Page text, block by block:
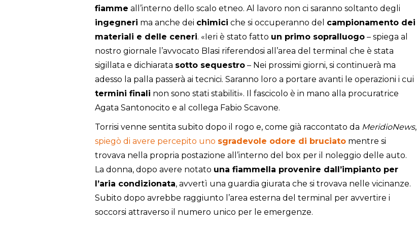
fiamme all’interno dello scalo etneo. Al lavoro non ci saranno soltanto degli
ingegneri ma anche dei chimici che si occuperanno del campionamento dei
materiali e delle ceneri. «Ieri è stato fatto un primo sopralluogo – spiega al
nostro giornale l’avvocato Blasi riferendosi all’area del terminal che è stata
sigillata e dichiarata sotto sequestro – Nei prossimi giorni, si continuerà ma
adesso la palla passerà ai tecnici. Saranno loro a portare avanti le operazioni i cui
termini finali non sono stati stabiliti». Il fascicolo è in mano alla procuratrice
Agata Santonocito e al collega Fabio Scavone.
Torrisi venne sentita subito dopo il rogo e, come già raccontato da MeridioNews,
spiegò di avere percepito uno sgradevole odore di bruciato mentre si
trovava nella propria postazione all’interno del box per il noleggio delle auto.
La donna, dopo avere notato una fiammella provenire dall’impianto per
l’aria condizionata, avvertì una guardia giurata che si trovava nelle vicinanze.
Subito dopo avrebbe raggiunto l’area esterna del terminal per avvertire i
soccorsi attraverso il numero unico per le emergenze.